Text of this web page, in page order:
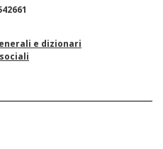
e dizionari